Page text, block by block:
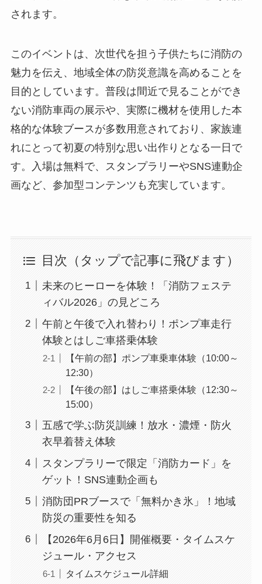
されます。
このイベントは、次世代を担う子供たちに消防の
魅力を伝え、地域全体の防災意識を高めることを
目的としています。普段は間近で見ることができ
ない消防車両の展示や、実際に機材を使用した本
格的な体験ブースが多数用意されており、家族連
れにとって初夏の特別な思い出作りとなる一日で
す。入場は無料で、スタンプラリーやSNS連動企
画など、参加型コンテンツも充実しています。
目次（タップで記事に飛びます）
未来のヒーローを体験！「消防フェステ
ィバル2026」の見どころ
午前と午後で入れ替わり！ポンプ車走行
体験とはしご車搭乗体験
【午前の部】ポンプ車乗車体験（10:00～
12:30）
【午後の部】はしご車搭乗体験（12:30～
15:00）
五感で学ぶ防災訓練！放水・濃煙・防火
衣早着替え体験
スタンプラリーで限定「消防カード」を
ゲット！SNS連動企画も
消防団PRブースで「無料かき氷」！地域
防災の重要性を知る
【2026年6月6日】開催概要・タイムスケ
ジュール・アクセス
タイムスケジュール詳細